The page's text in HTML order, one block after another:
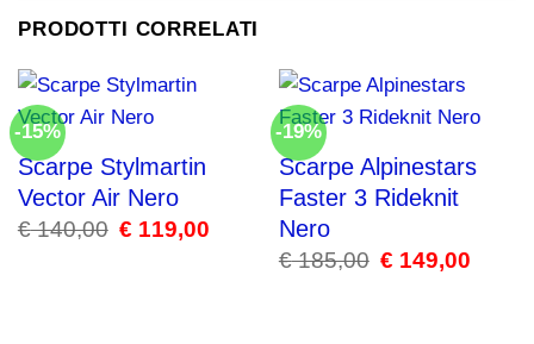
PRODOTTI CORRELATI
-15%
Scarpe Stylmartin
Vector Air Nero
€140,00 Il
prezzo
€ 119,00
-19%
Scarpe Alpinestars
Faster 3 Rideknit
Nero
€185,00 Il
prezzo
€ 149,00